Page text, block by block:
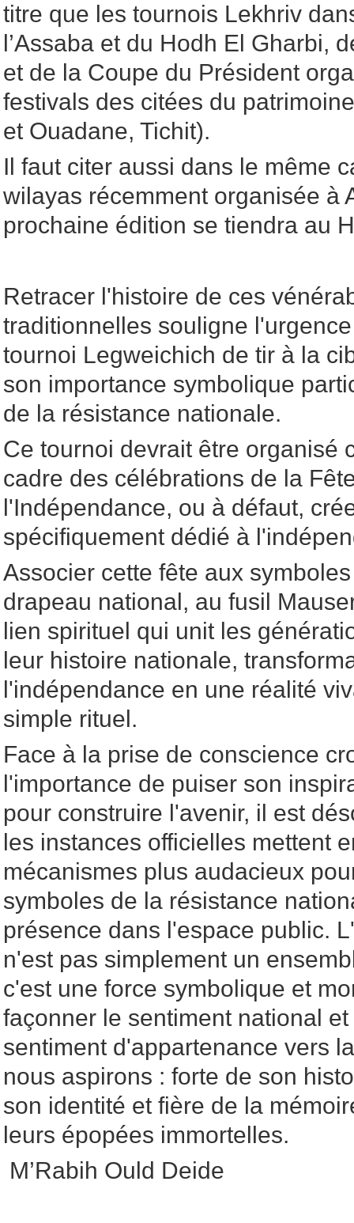
titre que les tournois Lekhriv
l’Assaba et du Hodh El Gharbi,
et de la Coupe du Président
festivals des citées du
et Ouadane, Tichit).
Il faut citer aussi dans le même
wilayas récemment organisée à
prochaine édition se tiendra au
Retracer l'histoire de ces
traditionnelles souligne l'urgence
tournoi Legweichich de tir à la
son importance symbolique
de la résistance nationale.
Ce tournoi devrait être organisé
cadre des célébrations de la
l'Indépendance, ou à défaut,
spécifiquement dédié à
Associer cette fête aux
drapeau national, au fusil
lien spirituel qui unit les
leur histoire nationale,
l'indépendance en une réalité
simple rituel.
Face à la prise de conscience
l'importance de puiser son
pour construire l'avenir, il est
les instances officielles mettent
mécanismes plus audacieux
symboles de la résistance
présence dans l'espace public.
n'est pas simplement un
c'est une force symbolique et
façonner le sentiment national
sentiment d'appartenance vers
nous aspirons : forte de son
son identité et fière de la
leurs épopées immortelles.
M’Rabih Ould Deide